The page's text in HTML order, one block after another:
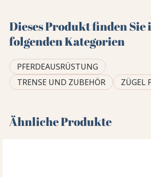
Dieses Produkt finden Sie
folgenden Kategorien
PFERDEAUSRÜSTUNG
TRENSE UND ZUBEHÖR
ZÜGEL
Ähnliche Produkte